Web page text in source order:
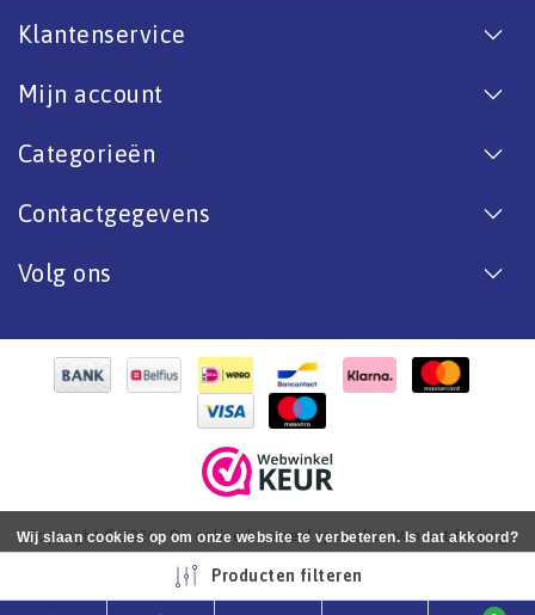
Klantenservice
Mijn account
Categorieën
Contactgegevens
Volg ons
Copyright © 2026 - De online bootverf specialist. Van antifouling
tot aflak. - All rights reserved - RealizationInStijl Media
Producten filteren
Wij slaan cookies op om onze website te verbeteren. Is dat akkoord?
Nee Meer over cookies »